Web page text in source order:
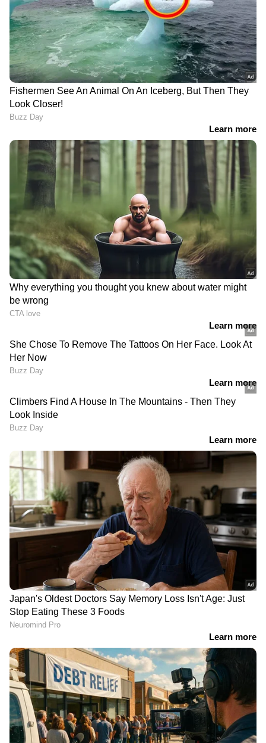
DOWNLOAD APP
കേരളത്തിലെ എല്ലാ വാർത്തകൾ
News
തത്സമയ അപ്‌ഡേറ്റുകളും ആഴത്തിലുള്ള
വിശകലനവും സമഗ്രമായ റിപ്പോർട്ടിംഗും —
എല്ലാം ഒരൊറ്റ സ്ഥലത്ത്. ഏത് സമയത്തും,
എവിടെയും വിശ്വസനീയമായ വാർത്തകൾ
ലഭിക്കാൻ
Asianet News Malayalam
അർജുൻ
ആയങ്കിക്കെതിരെ കാപ്പ
ചുമത്താൻ പൊലീസ്,
കൊടുംക്രിമിനലെന്ന്
റിപ്പോർട്ട് നൽകും
നീറ്റ് പരീക്ഷ സുരക്ഷ
കർശനമാക്കാൻ എൻടിഎ
പരിഷ്കാരങ്ങൾ
ജനങ്ങളെ
വെല്ലുവിളിക്കുന്ന ഒരു
സംസ്ഥാനത്ത്
കാലവർഷത്തിൽ 21%